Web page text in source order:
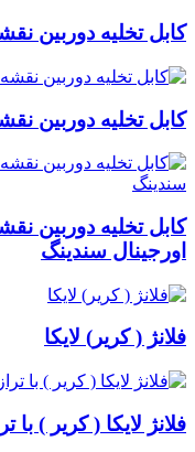
کابل تخلیه دوربین
کابل تخلیه دوربین
اورجینال سندینگ
فلانژ ( کریر) لایکا
فلانژ لایکا ( کریر )